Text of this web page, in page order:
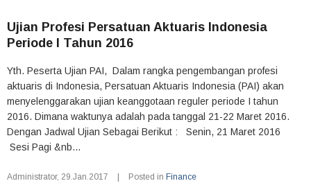
Ujian Profesi Persatuan Aktuaris Indonesia
Periode I Tahun 2016
Yth. Peserta Ujian PAI, Dalam rangka pengembangan profesi
aktuaris di Indonesia, Persatuan Aktuaris Indonesia (PAI) akan
menyelenggarakan ujian keanggotaan reguler periode I tahun
2016. Dimana waktunya adalah pada tanggal 21-22 Maret 2016.
Dengan Jadwal Ujian Sebagai Berikut : Senin, 21 Maret 2016
Sesi Pagi &nb...
Administrator, 29.Jan.2017 Posted in Finance